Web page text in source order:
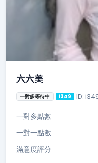
六六美
一對多等待中 i349 ID:
一對多點數
一對一點數
滿意度評分